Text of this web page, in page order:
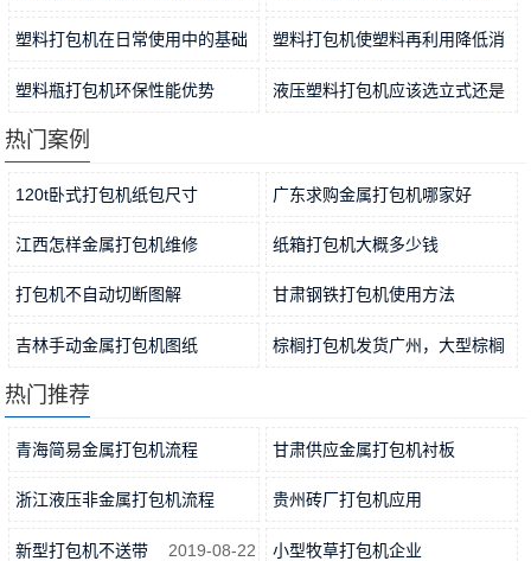
养方… 2021-11-09 2021-11-06
塑料打包机在日常使用中的基础
工作… 2021-11-04
塑料打包机使塑料再利用降低消
耗 2021-11-01
塑料瓶打包机环保性能优势 液压塑料打包机应该选立式还是
热门案例
120t卧式打包机纸包尺寸
2019-11-09
广东求购金属打包机哪家好
2019-05-16
江西怎样金属打包机维修
2019-05-25
纸箱打包机大概多少钱
2019-08-04
打包机不自动切断图解
2019-11-07
甘肃钢铁打包机使用方法
2019-04-09
吉林手动金属打包机图纸 棕榈打包机发货广州，大型棕榈
热门推荐
青海简易金属打包机流程
2019-05-29
甘肃供应金属打包机衬板
浙江液压非金属打包机流程
2019-06-17
贵州砖厂打包机应用
新型打包机不送带 2019-08-22 小型牧草打包机企业